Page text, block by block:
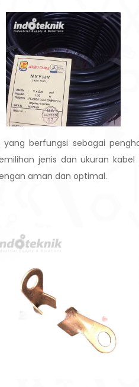
berfungsi sebagai
jenis dan ukuran
aman dan optimal.